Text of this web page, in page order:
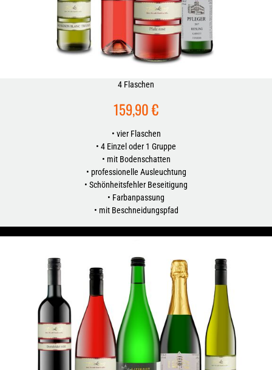
4 Flaschen
159,90 €
• vier Flaschen
• 4 Einzel oder 1 Gruppe
• mit Bodenschatten
• professionelle Ausleuchtung
• Schönheitsfehler Beseitigung
• Farbanpassung
• mit Beschneidungspfad